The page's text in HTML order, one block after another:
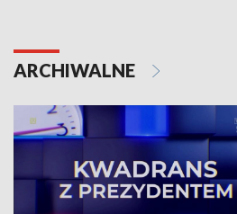
ARCHIWALNE